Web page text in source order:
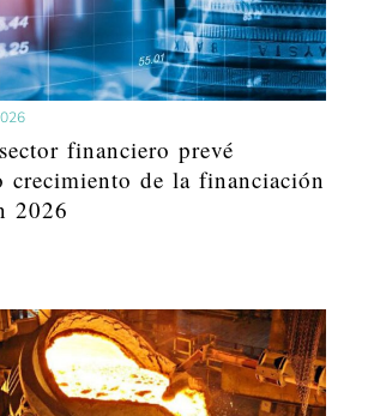
financiero prevé
crecimiento de la financiación
2026